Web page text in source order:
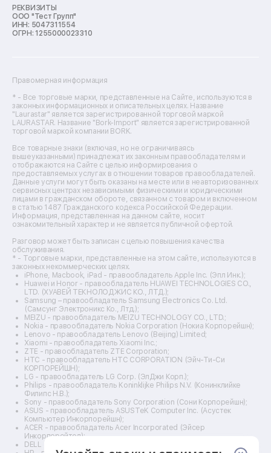
Ремонт морозильных камер
Ремонт отпаривателей
Ремонт плоттеров
Ремонт фенов
Ремонт цифровых биноклей
Ремонт тепловизоров
Ремонт массажных кресел
Ремонт водонагревателей
Ремонт вытяжек
Ремонт источников бесперебойного питания
Ремонт пароварок
Ремонт микшерных пультов
Ремонт dj-пультов
Ремонт кухонных плит
Ремонт стедикамов
Ремонт оптических прицелов
Ремонт электровелосипедов
Ремонт видеокамер
Ремонт эхолотов
Ремонт 3d-принтеров
Ремонт прицелов ночного видения
Ремонт винных шкафов
Ремонт выпрямителей
Ремонт сушилок для рук
Ремонт дальномеров
Ремонт снегоуборщиков
РЕКВИЗИТЫ
ООО "Тест Групп"
ИНН: 5047311554
ОГРН: 1255000023310
Правомерная информация
* - Все торговые марки, представленные на Сайте, используются в
законных информационных и описательных целях. Название
"Laurastar" является зарегистрированной торговой маркой
LAURASTAR. Название "Bork-Import" является зарегистрированной
торговой маркой компании BORK.
Все товарные знаки (включая, но не ограничиваясь
вышеуказанными) принадлежат их законным правообладателям и
отображаются на Сайте с целью информирования о
предоставляемых услугах в отношении товаров правообладателей.
Данные услуги могут быть оказаны на месте или в неавторизованных
сервисных центрах независимыми физическими и юридическими
лицами в гражданском обороте, связанном с товаром и включенном
в статью 1487 Гражданского кодекса Российской Федерации.
Информация, представленная на данном сайте, носит
ознакомительный характер и не является публичной офертой.
Разговор может быть записан с целью повышения качества
обслуживания.
* - Торговые марки, представленные на этом сайте, используются в
законных некоммерческих целях.
iPhone, Macbook, iPad - правообладатель Apple Inc. (Эпл Инк.);
Huawei и Honor - правообладатель HUAWEI TECHNOLOGIES CO.,
LTD. (ХУАВЕЙ ТЕКНОЛОДЖИС КО., ЛТД.);
Samsung – правообладатель Samsung Electronics Co. Ltd.
(Самсунг Электроникс Ко., Лтд.);
MEIZU - правообладатель MEIZU TECHNOLOGY CO., LTD.;
Nokia - правообладатель Nokia Corporation (Нокиа Корпорейшн);
Lenovo - правообладатель Lenovo (Beijing) Limited;
Xiaomi - правообладатель Xiaomi Inc.;
ZTE - правообладатель ZTE Corporation;
HTC - правообладатель HTC CORPORATION (Эйч-Ти-Си
КОРПОРЕЙШН);
LG - правообладатель LG Corp. (ЭлДжи Корп.);
Philips - правообладатель Koninklijke Philips N.V. (Конинклийке
Филипс Н.В.);
Sony - правообладатель Sony Corporation (Сони Корпорейшн);
ASUS - правообладатель ASUSTeK Computer Inc. (Асустек
Компьютер Инкорпорейшн);
ACER - правообладатель Acer Incorporated (Эйсер
Инкорпорейтед);
DELL - правообладатель Dell Inc.(Делл Инк.);